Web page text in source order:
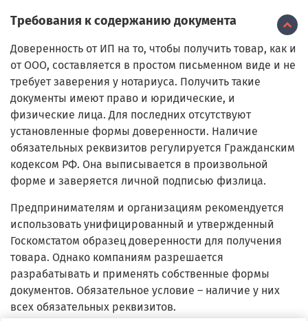
Требования к содержанию документа
Доверенность от ИП на то, чтобы получить товар, как и
от ООО, составляется в простом письменном виде и не
требует заверения у нотариуса. Получить такие
документы имеют право и юридические, и
физические лица. Для последних отсутствуют
установленные формы доверенности. Наличие
обязательных реквизитов регулируется Гражданским
кодексом РФ. Она выписывается в произвольной
форме и заверяется личной подписью физлица.
Предпринимателям и организациям рекомендуется
использовать унифицированный и утвержденный
Госкомстатом образец доверенности для получения
товара. Однако компаниям разрешается
разрабатывать и применять собственные формы
документов. Обязательное условие – наличие у них
всех обязательных реквизитов.